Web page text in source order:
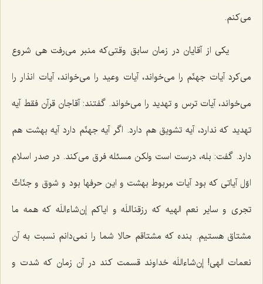
می‌كنم.
یكی از آقایان در زمان سابق وقتی‌كه منبر می‌رفت هی شروع
می‌كرد آیات جهنّم را می‌خواند، آیات وعید را می‌خواند، آیات انذار را
می‌خواند، آیات ترس و تهدید را می‌خواند. گفتند: آقاجان قرآن فقط آیه
تهدید كه ندارد، آیه تشویق هم دارد. اگر آیه جهنّم دارد آیه بهشت هم
دارد. گفت: بله، درست است ولكن مسئله فرق می‌كند. در صدر اسلام
اوّل آیاتی كه بود آیات مربوط بهشت و این حرفها بود و شوق و جنّاتٌ
تجری و سایر نعم الهیه كه رزقنااللَه و ایاكم إن‌شاءاللَه كه همه ما
مشتاق هستیم. بنده كه مشتاقم حالا شما را نمی‌دانم نسبت به آن
نعمات الهی! إن‌شاءاللَه خداوند قسمت كند در آن زمان كه شدت و